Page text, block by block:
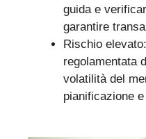
guida e
garantire
Rischio
regolamentata
volatilità del
pianificazione